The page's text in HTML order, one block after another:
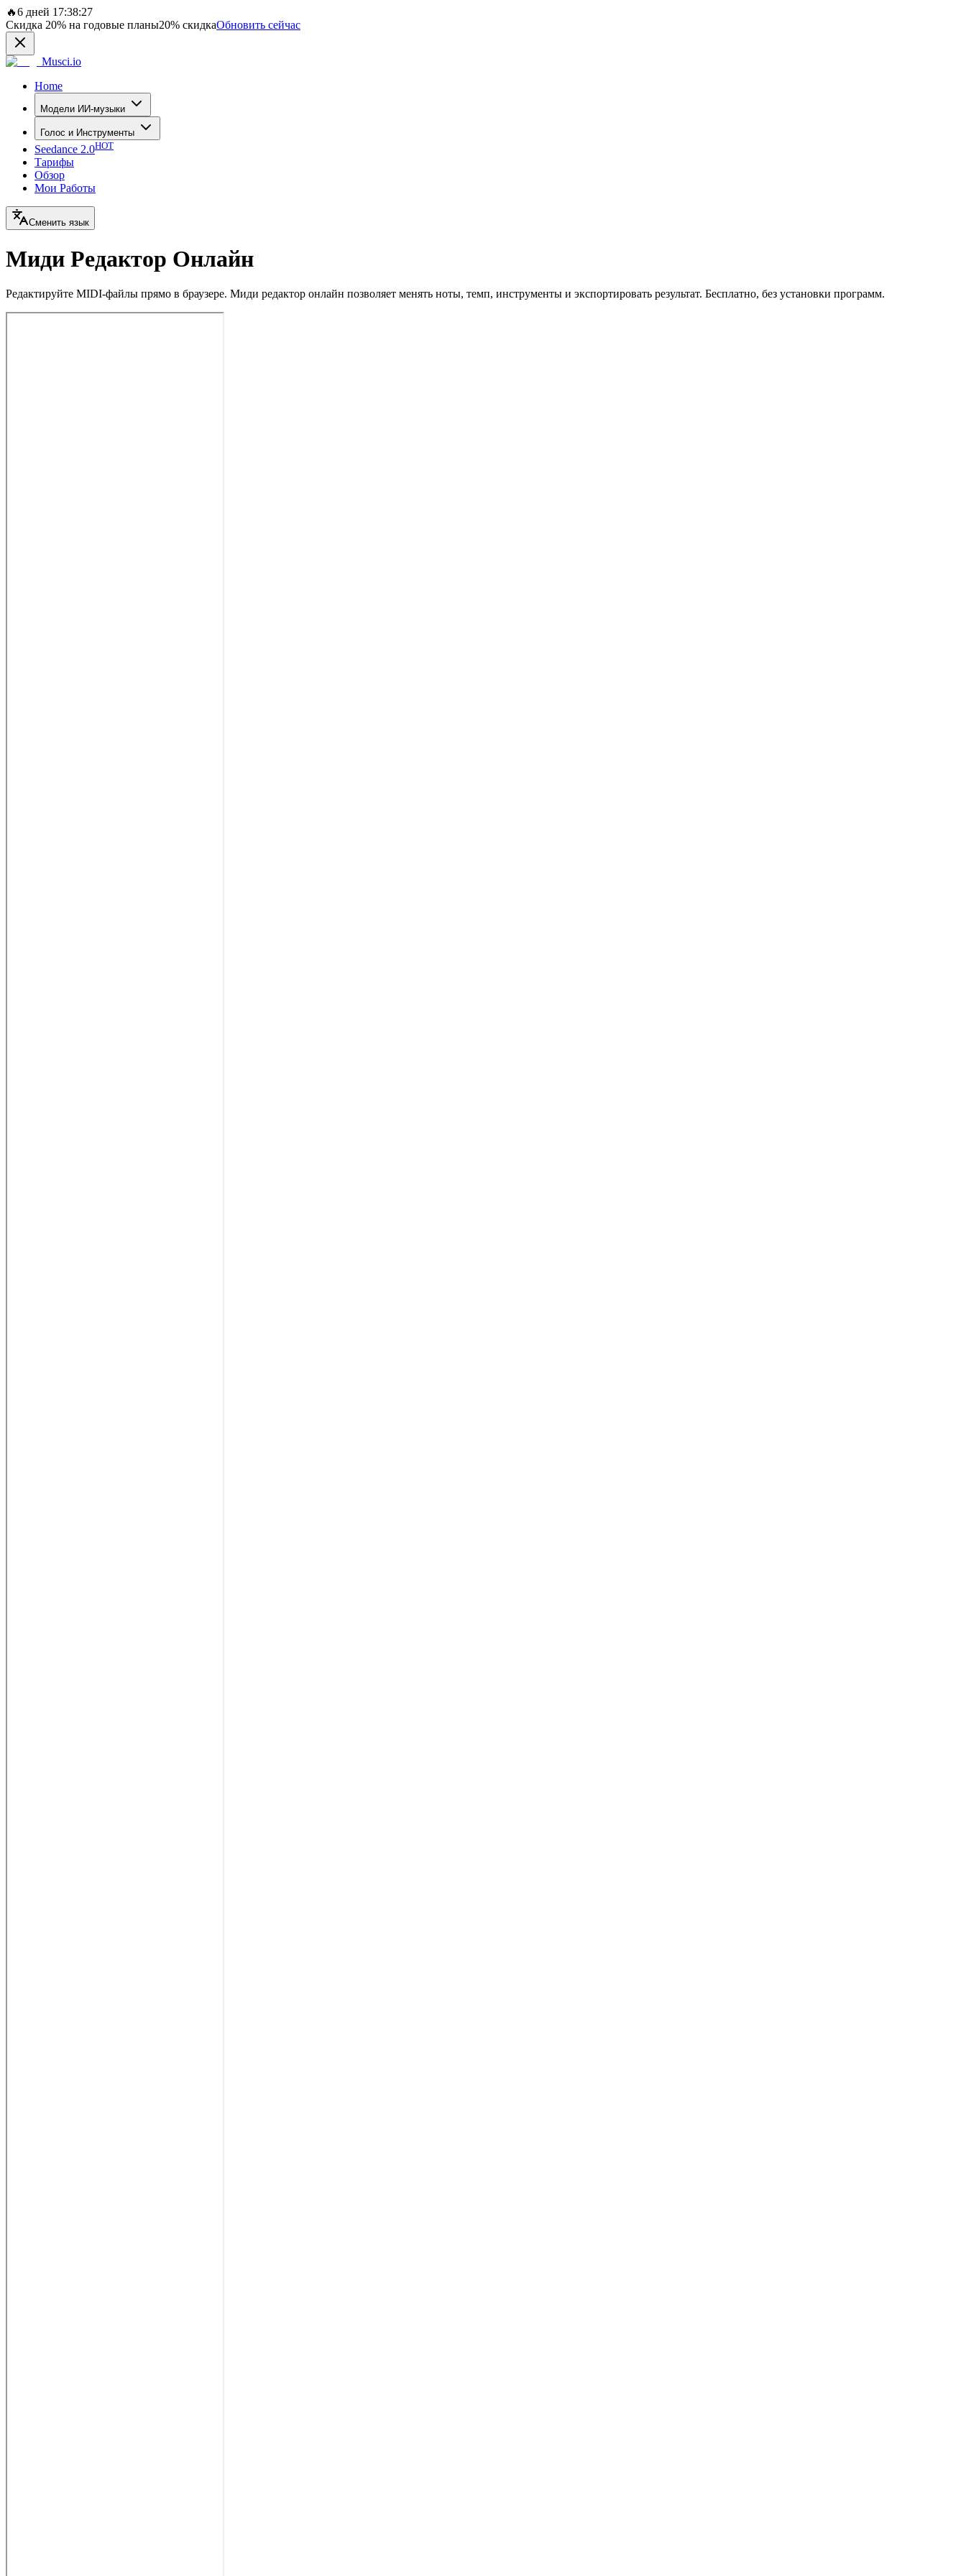
🔥6 дней 17:38:27
Скидка 20% на годовые планы20% скидкаОбновить сейчас
Musci.io
Home
Модели ИИ-музыки
Голос и Инструменты
Seedance 2.0HOT
Тарифы
Обзор
Мои Работы
Сменить язык
Миди Редактор Онлайн
Редактируйте MIDI-файлы прямо в браузере. Миди редактор онлайн позволяет менять ноты, темп, инструменты и экспортировать результат. Бесплатно, без установки программ.